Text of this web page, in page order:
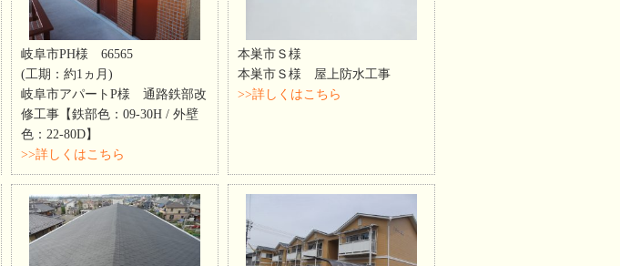
岐阜市PH様 66565
(工期：約1ヵ月)
岐阜市アパートP様 通路鉄部改
修工事【鉄部色：09-30H / 外壁
色：22-80D】
>>詳しくはこちら
本巣市Ｓ様
本巣市Ｓ様 屋上防水工事
>>詳しくはこちら